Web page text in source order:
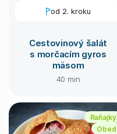
od 2. kroku
Cestovinový šalát
s morčacím gyros
mäsom
40 min
Raňajky
Obed